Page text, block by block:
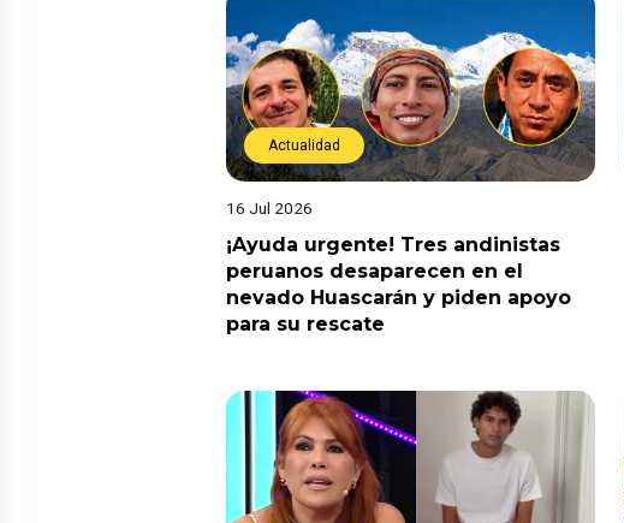
Actualidad
16 Jul 2026
¡Ayuda urgente! Tres andinistas
peruanos desaparecen en el
nevado Huascarán y piden apoyo
para su rescate